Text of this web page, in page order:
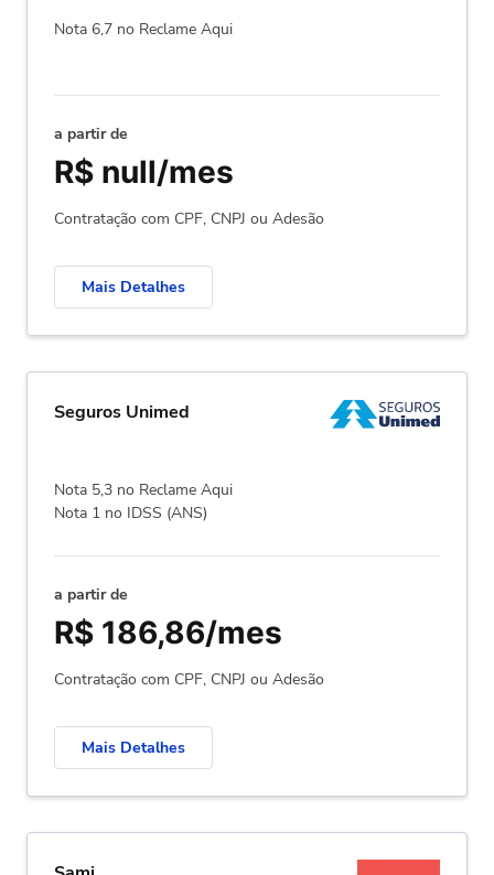
Nota 6,7 no Reclame Aqui
a partir de
R$ null/mes
Contratação com CPF, CNPJ ou Adesão
Mais Detalhes
Seguros Unimed
Nota 5,3 no Reclame Aqui
Nota 1 no IDSS (ANS)
a partir de
R$ 186,86/mes
Contratação com CPF, CNPJ ou Adesão
Mais Detalhes